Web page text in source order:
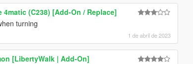
4matic (C238) [Add-On / Replace]
turning
1 de abril de 2023
[LibertyWalk | Add-On]